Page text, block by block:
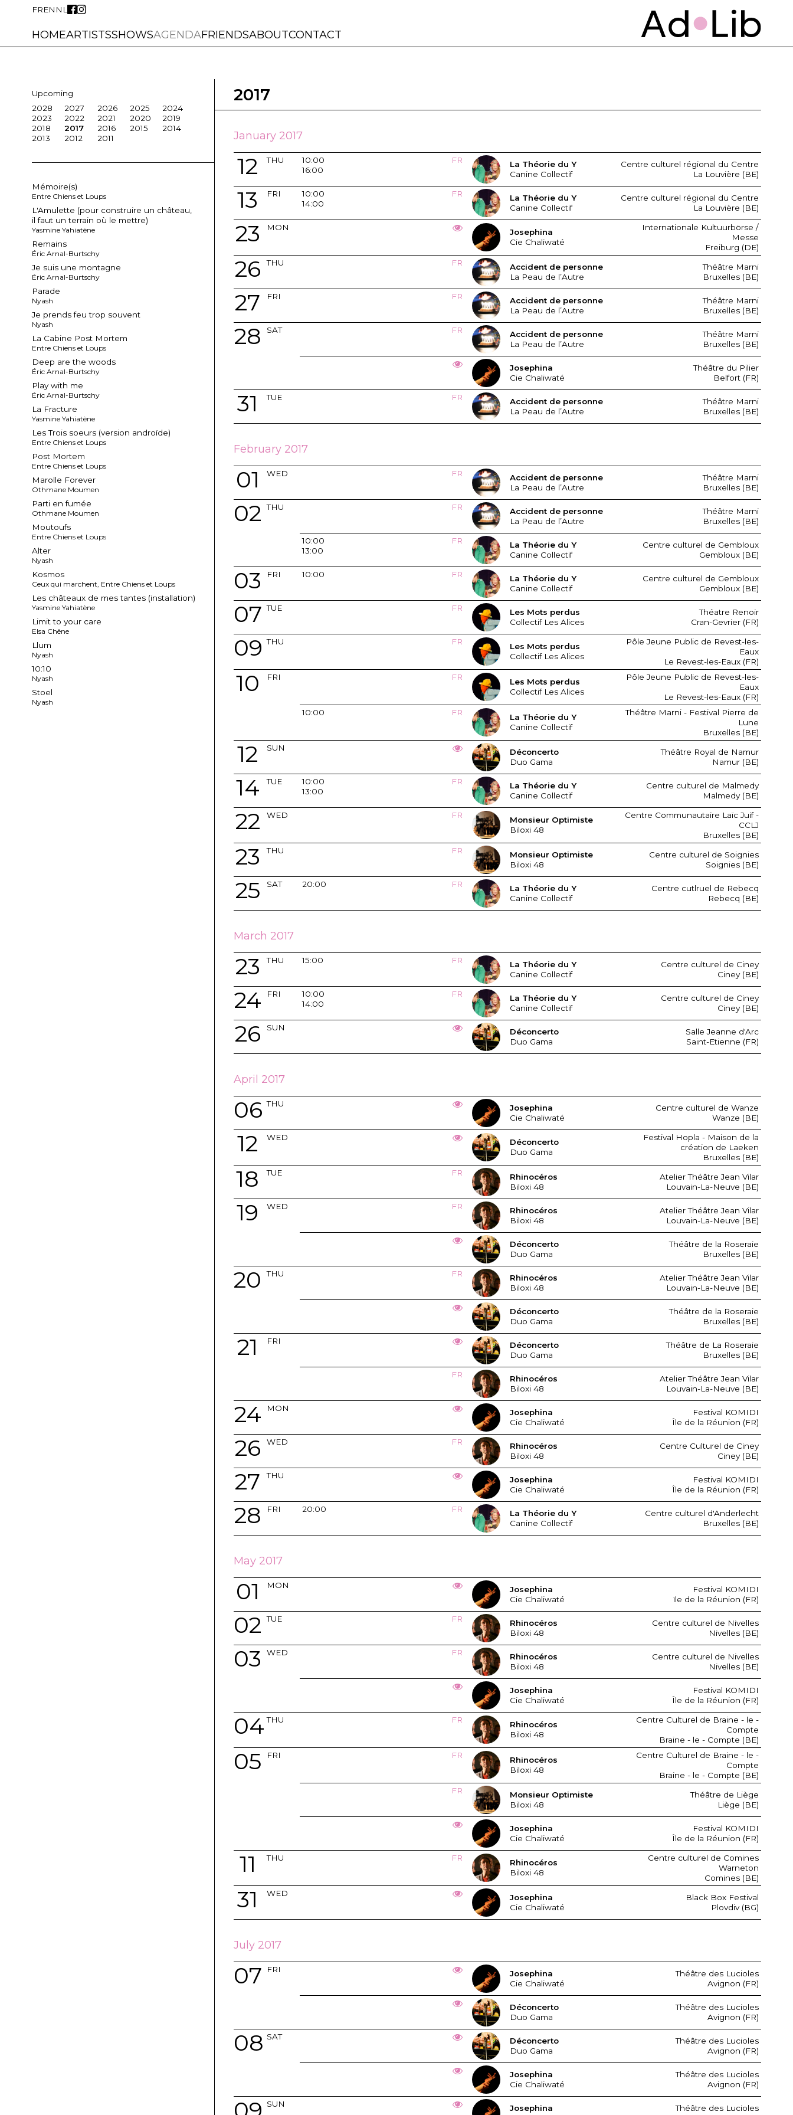
FREN NL
HOMEARTISTSSHOWSAGENDAFRIENDSABOUTCONTACT
Upcoming
2028
2027 2026 2025
2024
2023
2022 2021 2020
2019
2018
2017 2016 2015
2014
2013
2012 2011
Mémoire(s)
Entre Chiens et Loups
L'Amulette (pour construire un château,
il faut un terrain où le mettre)
Yasmine Yahiatène
Remains
Éric Arnal-Burtschy
Je suis une montagne
Éric Arnal-Burtschy
Parade
Nyash
Je prends feu trop souvent
Nyash
La Cabine Post Mortem
Entre Chiens et Loups
Deep are the woods
Éric Arnal-Burtschy
Play with me
Éric Arnal-Burtschy
La Fracture
Yasmine Yahiatène
Les Trois soeurs (version androïde)
Entre Chiens et Loups
Post Mortem
Entre Chiens et Loups
Marolle Forever
Othmane Moumen
Parti en fumée
Othmane Moumen
Moutoufs
Entre Chiens et Loups
Alter
Nyash
Kosmos
Ceux qui marchent, Entre Chiens et Loups
Les châteaux de mes tantes (installation)
Yasmine Yahiatène
Limit to your care
Elsa Chêne
Llum
Nyash
10:10
Nyash
Stoel
Nyash
2017
January 2017
THU
12
10:00
16:00
FR
La Théorie du Y
Canine Collectif
Centre culturel régional du Centre
La Louvière (BE)
FRI
13
10:00
14:00
FR
La Théorie du Y
Canine Collectif
Centre culturel régional du Centre
La Louvière (BE)
MON
23
Josephina
Cie Chaliwaté
Internationale Kultuurbörse /
Messe
Freiburg (DE)
THU
26 FR
Accident de personne
La Peau de l’Autre
Théâtre Marni
Bruxelles (BE)
FRI
27 FR
Accident de personne
La Peau de l’Autre
Théâtre Marni
Bruxelles (BE)
SAT
28 FR
Accident de personne
La Peau de l’Autre
Théâtre Marni
Bruxelles (BE)
Josephina
Cie Chaliwaté
Théâtre du Pilier
Belfort (FR)
TUE
31 FR
Accident de personne
La Peau de l’Autre
Théâtre Marni
Bruxelles (BE)
February 2017
WED
01 FR
Accident de personne
La Peau de l’Autre
Théâtre Marni
Bruxelles (BE)
THU
02 FR
Accident de personne
La Peau de l’Autre
Théâtre Marni
Bruxelles (BE)
10:00
13:00
FR
La Théorie du Y
Canine Collectif
Centre culturel de Gembloux
Gembloux (BE)
FRI
03 10:00 FR
La Théorie du Y
Canine Collectif
Centre culturel de Gembloux
Gembloux (BE)
TUE
07 FR
Les Mots perdus
Collectif Les Alices
Théatre Renoir
Cran-Gevrier (FR)
THU
09 FR
Les Mots perdus
Collectif Les Alices
Pôle Jeune Public de Revest-les-
Eaux
Le Revest-les-Eaux (FR)
FRI
10 FR
Les Mots perdus
Collectif Les Alices
Pôle Jeune Public de Revest-les-
Eaux
Le Revest-les-Eaux (FR)
10:00
FR
La Théorie du Y
Canine Collectif
Théâtre Marni - Festival Pierre de
Lune
Bruxelles (BE)
SUN
12
Déconcerto
Duo Gama
Théâtre Royal de Namur
Namur (BE)
TUE
14
10:00
13:00
FR
La Théorie du Y
Canine Collectif
Centre culturel de Malmedy
Malmedy (BE)
WED
22 FR
Monsieur Optimiste
Biloxi 48
Centre Communautaire Laïc Juif -
CCLJ
Bruxelles (BE)
THU
23 FR
Monsieur Optimiste
Biloxi 48
Centre culturel de Soignies
Soignies (BE)
SAT
25 20:00 FR
La Théorie du Y
Canine Collectif
Centre cutlruel de Rebecq
Rebecq (BE)
March 2017
THU
23 15:00 FR
La Théorie du Y
Canine Collectif
Centre culturel de Ciney
Ciney (BE)
FRI
24
10:00
14:00
FR
La Théorie du Y
Canine Collectif
Centre culturel de Ciney
Ciney (BE)
SUN
26
Déconcerto
Duo Gama
Salle Jeanne d'Arc
Saint-Etienne (FR)
April 2017
THU
06
Josephina
Cie Chaliwaté
Centre culturel de Wanze
Wanze (BE)
WED
12
Déconcerto
Duo Gama
Festival Hopla - Maison de la
création de Laeken
Bruxelles (BE)
TUE
18 FR
Rhinocéros
Biloxi 48
Atelier Théâtre Jean Vilar
Louvain-La-Neuve (BE)
WED
19 FR
Rhinocéros
Biloxi 48
Atelier Théâtre Jean Vilar
Louvain-La-Neuve (BE)
Déconcerto
Duo Gama
Théâtre de la Roseraie
Bruxelles (BE)
THU
20 FR
Rhinocéros
Biloxi 48
Atelier Théâtre Jean Vilar
Louvain-La-Neuve (BE)
Déconcerto
Duo Gama
Théâtre de la Roseraie
Bruxelles (BE)
FRI
21
Déconcerto
Duo Gama
Théâtre de La Roseraie
Bruxelles (BE)
FR
Rhinocéros
Biloxi 48
Atelier Théâtre Jean Vilar
Louvain-La-Neuve (BE)
MON
24
Josephina
Cie Chaliwaté
Festival KOMIDI
Île de la Réunion (FR)
WED
26 FR
Rhinocéros
Biloxi 48
Centre Culturel de Ciney
Ciney (BE)
THU
27
Josephina
Cie Chaliwaté
Festival KOMIDI
Île de la Réunion (FR)
FRI
28 20:00 FR
La Théorie du Y
Canine Collectif
Centre culturel d'Anderlecht
Bruxelles (BE)
May 2017
MON
01
Josephina
Cie Chaliwaté
Festival KOMIDI
ïle de la Réunion (FR)
TUE
02 FR
Rhinocéros
Biloxi 48
Centre culturel de Nivelles
Nivelles (BE)
WED
03 FR
Rhinocéros
Biloxi 48
Centre culturel de Nivelles
Nivelles (BE)
Josephina
Cie Chaliwaté
Festival KOMIDI
Île de la Réunion (FR)
THU
04 FR
Rhinocéros
Biloxi 48
Centre Culturel de Braine - le -
Compte
Braine - le - Compte (BE)
FRI
05 FR
Rhinocéros
Biloxi 48
Centre Culturel de Braine - le -
Compte
Braine - le - Compte (BE)
FR
Monsieur Optimiste
Biloxi 48
Théâtre de Liège
Liège (BE)
Josephina
Cie Chaliwaté
Festival KOMIDI
Île de la Réunion (FR)
THU
11 FR
Rhinocéros
Biloxi 48
Centre culturel de Comines
Warneton
Comines (BE)
WED
31
Josephina
Cie Chaliwaté
Black Box Festival
Plovdiv (BG)
July 2017
FRI
07
Josephina
Cie Chaliwaté
Théâtre des Lucioles
Avignon (FR)
Déconcerto
Duo Gama
Théâtre des Lucioles
Avignon (FR)
SAT
08
Déconcerto
Duo Gama
Théâtre des Lucioles
Avignon (FR)
Josephina
Cie Chaliwaté
Théâtre des Lucioles
Avignon (FR)
SUN
Josephina
Théâtre des Lucioles